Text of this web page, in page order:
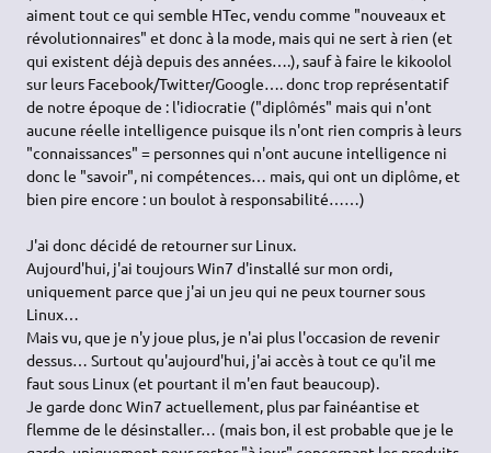
aiment tout ce qui semble HTec, vendu comme "nouveaux et
révolutionnaires" et donc à la mode, mais qui ne sert à rien (et
qui existent déjà depuis des années….), sauf à faire le kikoolol
sur leurs Facebook/Twitter/Google…. donc trop représentatif
de notre époque de : l'idiocratie ("diplômés" mais qui n'ont
aucune réelle intelligence puisque ils n'ont rien compris à leurs
"connaissances" = personnes qui n'ont aucune intelligence ni
donc le "savoir", ni compétences… mais, qui ont un diplôme, et
bien pire encore : un boulot à responsabilité……)
J'ai donc décidé de retourner sur Linux.
Aujourd'hui, j'ai toujours Win7 d'installé sur mon ordi,
uniquement parce que j'ai un jeu qui ne peux tourner sous
Linux…
Mais vu, que je n'y joue plus, je n'ai plus l'occasion de revenir
dessus… Surtout qu'aujourd'hui, j'ai accès à tout ce qu'il me
faut sous Linux (et pourtant il m'en faut beaucoup).
Je garde donc Win7 actuellement, plus par fainéantise et
flemme de le désinstaller… (mais bon, il est probable que je le